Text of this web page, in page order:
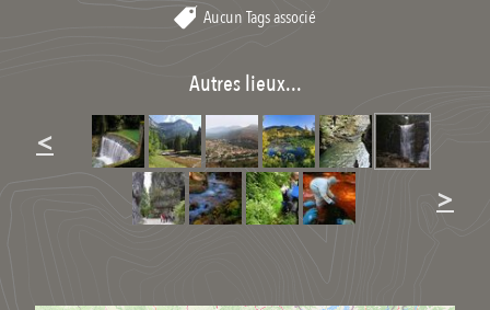
Aucun Tags associé
Autres lieux...
<
>